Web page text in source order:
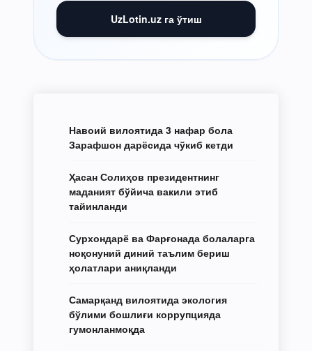
UzLotin.uz га ўтиш
Навоий вилоятида 3 нафар бола
Зарафшон дарёсида чўкиб кетди
Ҳасан Солиҳов президентнинг
маданият бўйича вакили этиб
тайинланди
Сурхондарё ва Фарғонада болаларга
ноқонуний диний таълим бериш
ҳолатлари аниқланди
Самарқанд вилоятида экология
бўлими бошлиғи коррупцияда
гумонланмоқда